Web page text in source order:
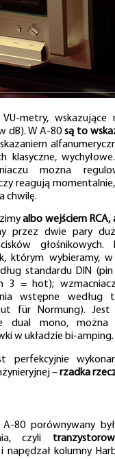
metry, wskazujące
dB). W A-80są to
klasyczne,
można
reagują
chwilę.
albo wejściem RCA,
przez dwie pary
głośnikowych.
którym wybieramy,
standardu DIN
3 = hot);
wstępne według
für Normung).
dual mono, można
w układzie bi-amping.
perfekcyjnie
–rzadka
A-80 porównywany
czyli
napędzał kolumny